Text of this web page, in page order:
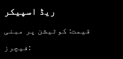
ریڈ اسپیکر
قیمت: کوٹیشن پر مبنی
فیچرز :